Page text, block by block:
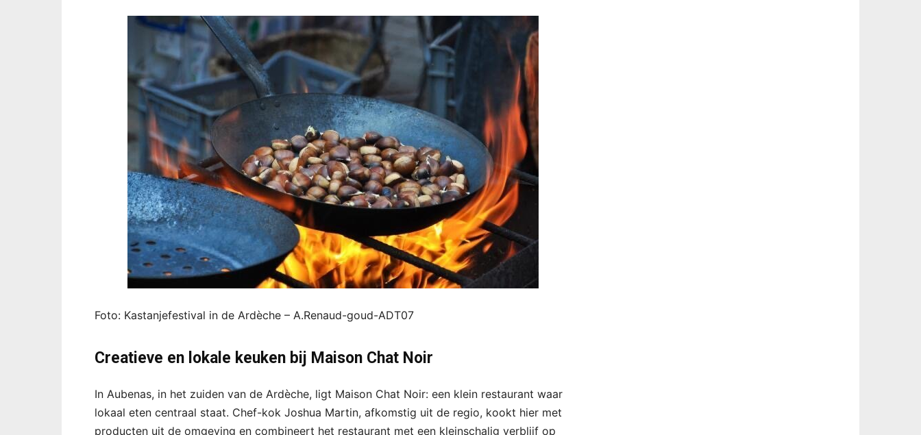
Foto: Kastanjefestival in de Ardèche – A.Renaud-goud-ADT07
Creatieve en lokale keuken bij Maison Chat Noir
In Aubenas, in het zuiden van de Ardèche, ligt Maison Chat Noir: een klein restaurant waar
lokaal eten centraal staat. Chef-kok Joshua Martin, afkomstig uit de regio, kookt hier met
producten uit de omgeving en combineert het restaurant met een kleinschalig verblijf op